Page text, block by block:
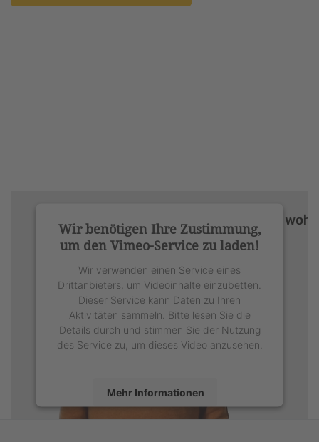
Wir benötigen Ihre Zustimmung,
um den Vimeo-Service zu laden!
Wir verwenden einen Service eines
Drittanbieters, um Videoinhalte einzubetten.
Dieser Service kann Daten zu Ihren
Aktivitäten sammeln. Bitte lesen Sie die
Details durch und stimmen Sie der Nutzung
des Service zu, um dieses Video anzusehen.
Mehr Informationen